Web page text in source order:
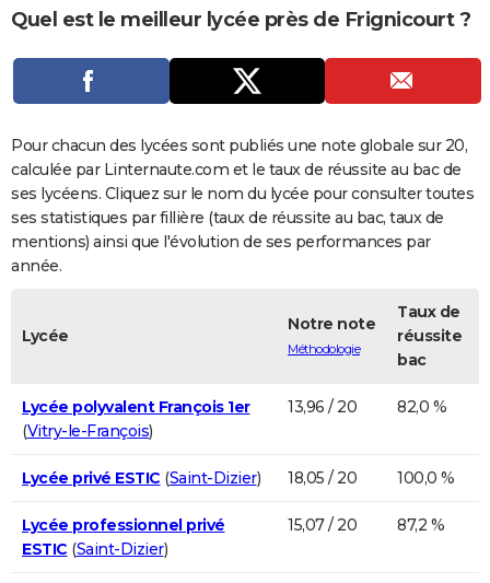
Dictionnaire
Biographies
Expressions
Proverbes
PROGRAMME TV
COPAINS D'AVANT
S'inscrire
Se connecter
Lycées
Collèges
Primaires
Universités
Entreprises
Service militaire
Avis de recherche
AVIS DE DÉCÈS
FORUM
Bricolage
Lifestyle
Culture
Sport
Auto
Television
Voyage
Cinema
Quel est le meilleur lycée près de Frignicourt ?
Pour chacun des lycées sont publiés une note globale sur 20,
calculée par Linternaute.com et le taux de réussite au bac de
ses lycéens. Cliquez sur le nom du lycée pour consulter toutes
ses statistiques par fillière (taux de réussite au bac, taux de
mentions) ainsi que l'évolution de ses performances par
année.
Lycée
Notre note
Méthodologie
Taux de
réussite
bac
Lycée polyvalent François 1er
(Vitry-le-François)
13,96 / 20 82,0 %
Lycée privé ESTIC (Saint-Dizier) 18,05 / 20 100,0 %
Lycée professionnel privé
ESTIC (Saint-Dizier)
15,07 / 20 87,2 %